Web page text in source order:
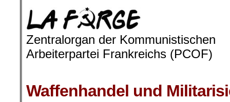
Zentralorgan der Kommunistischen
Arbeiterpartei Frankreichs (PCOF)
Waffenhandel und